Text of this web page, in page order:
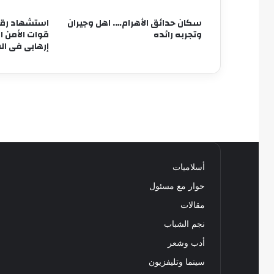
سكان حدائق الأهرام…. اهل وجيران
وتجربه رائده قوات
إرهابى فى
أسلاميات
حوار مع مسئول
مقالات
نجم الشباب
أدب وشعر
سينما وتليفزيون